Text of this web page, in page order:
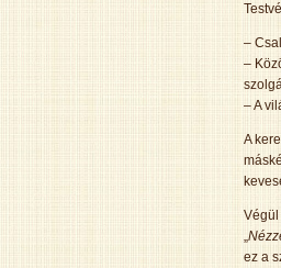
–
–
– A
A
Végül
„
ez a